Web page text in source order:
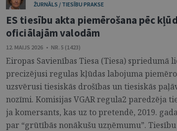
ŽURNĀLS / TIESĪBU PRAKSE
ES tiesību akta piemērošana pēc
oficiālajām valodām
12. MAIJS 2026 • NR. 5 (1423)
Eiropas Savienības Tiesa (Tiesa) spriedumā
precizējusi regulas kļūdas labojuma
uzsvērusi tiesiskās drošības un tiesiskās
nozīmi. Komisijas VGAR regula2 paredzēja
ja komersants, kas uz to pretendē, 2019.
par “grūtībās nonākušu uzņēmumu”.